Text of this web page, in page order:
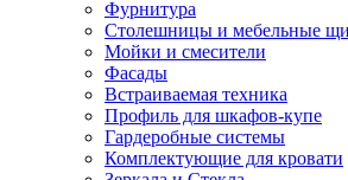
Фурнитура
Столешницы и мебельные
Мойки и смесители
Фасады
Встраиваемая техника
Профиль для шкафов-купе
Гардеробные системы
Комплектующие для кровати